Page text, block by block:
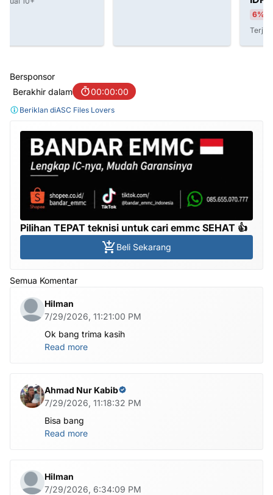
Bersponsor
Berakhir dalam
00:00:00
Beriklan diASC Files Lovers
Pilihan TEPAT teknisi untuk cari emmc SEHAT 👍
Beli Sekarang
Semua Komentar
Hilman
7/29/2026, 11:21:00 PM
Ok bang trima kasih
Read more
Ahmad Nur Kabib
7/29/2026, 11:18:32 PM
Bisa bang
Read more
Hilman
7/29/2026, 6:34:09 PM